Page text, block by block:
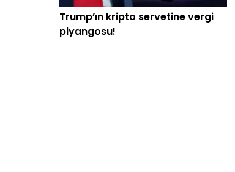
Trump’ın kripto servetine vergi
piyangosu!